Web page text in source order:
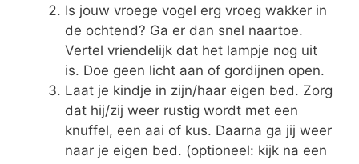
Is jouw vroege vogel erg vroeg wakker in
de ochtend? Ga er dan snel naartoe.
Vertel vriendelijk dat het lampje nog uit
is. Doe geen licht aan of gordijnen open.
Laat je kindje in zijn/haar eigen bed. Zorg
dat hij/zij weer rustig wordt met een
knuffel, een aai of kus. Daarna ga jij weer
naar je eigen bed. (optioneel: kijk na een